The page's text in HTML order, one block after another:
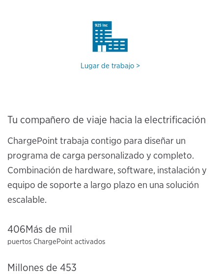
Lugar de trabajo
Tu compañero de viaje hacia la electrificación
ChargePoint trabaja contigo para diseñar un
programa de carga personalizado y completo.
Combinación de hardware, software, instalación y
equipo de soporte a largo plazo en una solución
escalable.
406Más de mil
puertos ChargePoint activados
Millones de 453